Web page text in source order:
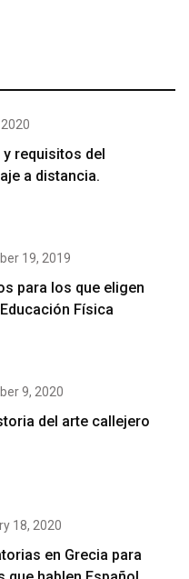
y requisitos del
a distancia.
19, 2019
para los que eligen
Física
9, 2020
del arte callejero
18, 2020
en Grecia para